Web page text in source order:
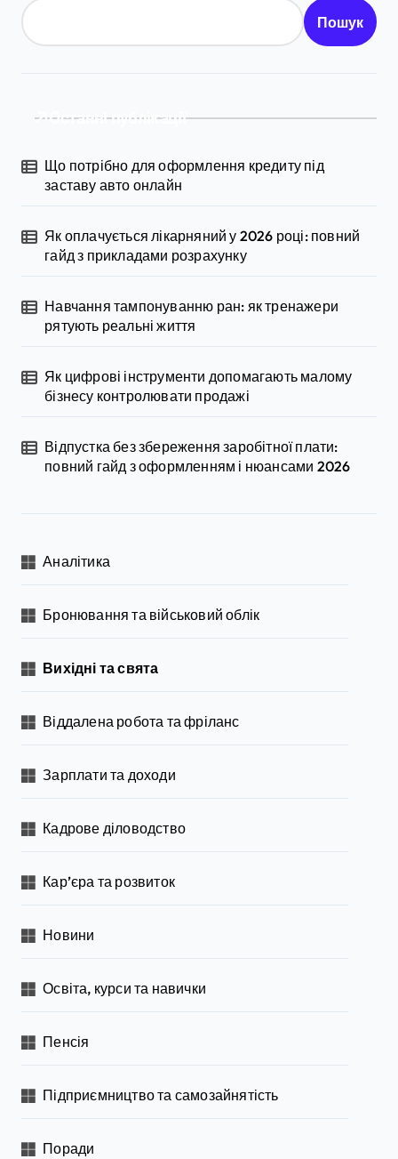
Пошук
Останні публікації
Що потрібно для оформлення кредиту під
заставу авто онлайн
Як оплачується лікарняний у 2026 році: повний
гайд з прикладами розрахунку
Навчання тампонуванню ран: як тренажери
рятують реальні життя
Як цифрові інструменти допомагають малому
бізнесу контролювати продажі
Відпустка без збереження заробітної плати:
повний гайд з оформленням і нюансами 2026
Аналітика
Бронювання та військовий облік
Вихідні та свята
Віддалена робота та фріланс
Зарплати та доходи
Кадрове діловодство
Кар’єра та розвиток
Новини
Освіта, курси та навички
Пенсія
Підприємництво та самозайнятість
Поради